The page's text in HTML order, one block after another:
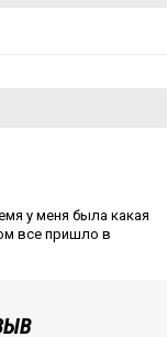
у меня была какая
все пришло в